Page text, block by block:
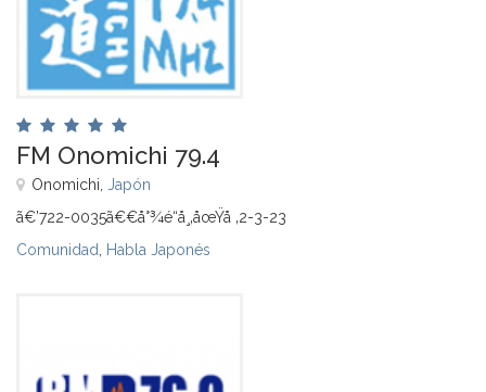
FM Onomichi 79.4
Onomichi, Japón
ã€’722-0035ã€€å°¾é“å¸‚åœŸå ‚2-3-23
Comunidad Habla Japonés